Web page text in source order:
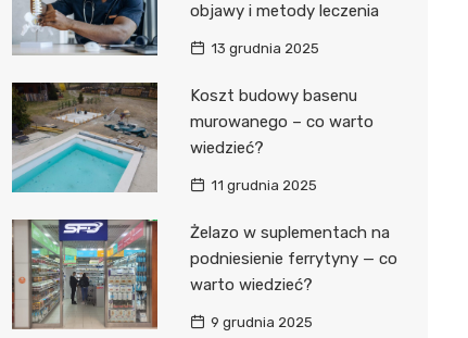
objawy i metody leczenia
13 grudnia 2025
Koszt budowy basenu
murowanego – co warto
wiedzieć?
11 grudnia 2025
Żelazo w suplementach na
podniesienie ferrytyny — co
warto wiedzieć?
9 grudnia 2025